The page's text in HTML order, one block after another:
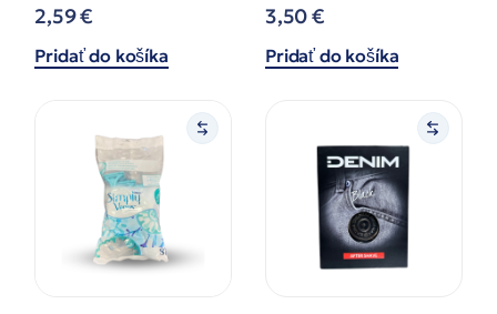
2,59€
Pridať do košíka
3,50€
Pridať do košíka